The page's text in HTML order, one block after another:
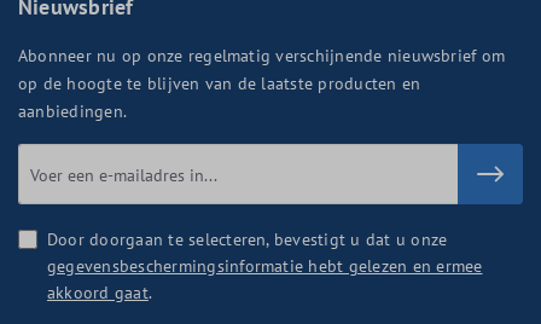
Nieuwsbrief
Abonneer nu op onze regelmatig verschijnende nieuwsbrief om
op de hoogte te blijven van de laatste producten en
aanbiedingen.
Door doorgaan te selecteren, bevestigt u dat u onze
gegevensbeschermingsinformatie hebt gelezen en ermee
akkoord gaat.